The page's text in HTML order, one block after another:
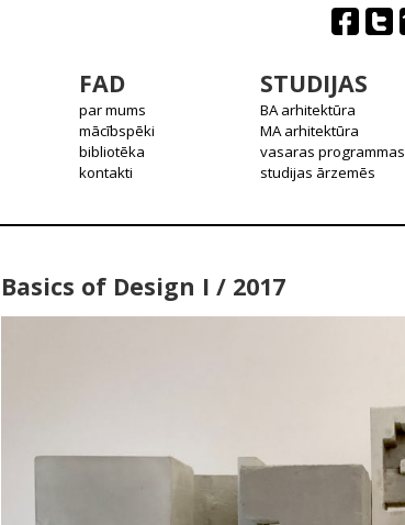
FAD
par mums
mācībspēki
bibliotēka
kontakti
STUDIJAS
BA arhitektūra
MA arhitektūra
vasaras programmas
studijas ārzemēs
Basics of Design I / 2017